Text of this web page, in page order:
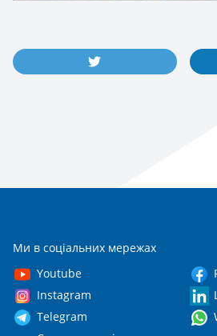
Ми в соціальних мережах
Youtube
Instagram
Telegram